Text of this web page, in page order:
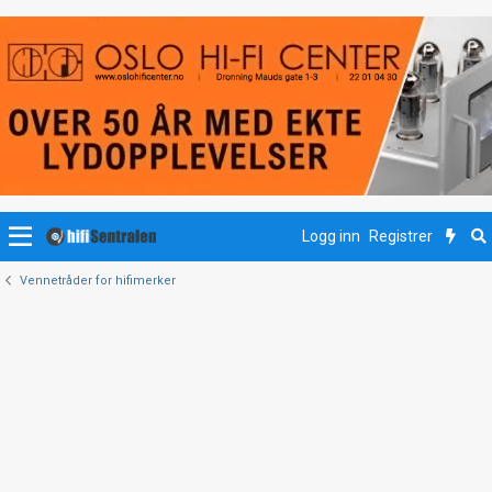
Logg inn Registrer
Vennetråder for hifimerker